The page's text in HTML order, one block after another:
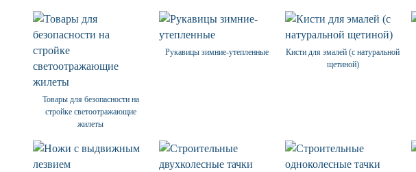
Товары для безопасности на
стройке светоотражающие
жилеты
Рукавицы зимние-утепленные
Кисти для эмалей (с натуральной
щетиной)